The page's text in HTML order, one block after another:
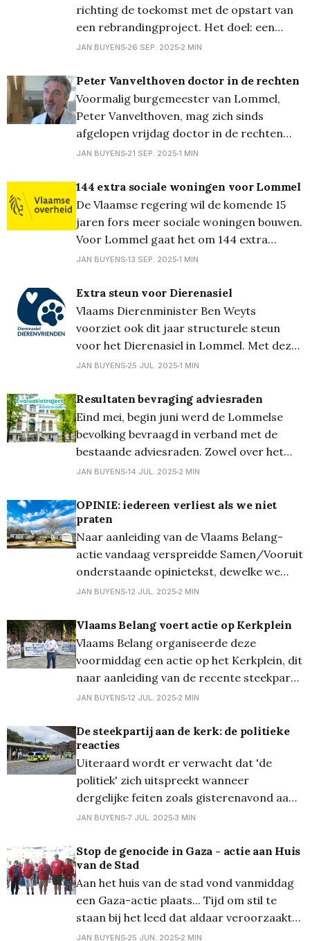
richting de toekomst met de opstart van
een rebrandingproject. Het doel: een
sterk merk ontwikkelen dat vertrouwen
Lommel te wonen, te werken of te
ondernemen. Naar een helder merkbeleid
Hoewel Lommel heel wat troeven heeft,
ontbreekt vandaag
JAN BUYENS 26 SEP. 2025 2 MIN
Peter Vanvelthoven doctor in de rechten
Voormalig burgemeester van Lommel,
Peter Vanvelthoven, mag zich sinds
afgelopen vrijdag doctor in de rechten
noemen. Vanvelthoven verdedigde toen, in
vrienden en familie, met succes zijn
doctoraat aan de VUB. Daarin onderzocht
Vanvelthoven welke fiscale maatregelen
ons land kan nemen in de veranderende
JAN BUYENS 21 SEP. 2025 1 MIN
144 extra sociale woningen voor Lommel
De Vlaamse regering wil de komende 15
jaren fors meer sociale woningen bouwen.
Voor Lommel gaat het om 144 extra
sociale woningen. “Meer dan welkom,
betaalbare woningen erg groot.” zegt
parlementslid Kris Verduyckt (Vooruit),” In
Limburg alleen al wachten immers bijna
JAN BUYENS 13 SEP. 2025 1 MIN
Extra steun voor Dierenasiel
Vlaams Dierenminister Ben Weyts
voorziet ook dit jaar structurele steun
voor het Dierenasiel in Lommel. Met deze
middelen kan het asiel blijven instaan voor
achtergelaten, verwaarloosde en in beslag
genomen dieren. Bovenop deze
structurele steun kan het asiel ook extra
middelen ontvangen als het dieren
JAN BUYENS 25 JUL. 2025 1 MIN
Resultaten bevraging adviesraden
Eind mei, begin juni werd de Lommelse
bevolking bevraagd in verband met de
bestaande adviesraden. Zowel over het
weten van hun bestaan, als over wat ze nu
moeten doen. Een 155-tal Lommelaars
vulde de enquête in, waarvan er 65 nu al
JAN BUYENS 14 JUL. 2025 2 MIN
OPINIE: iedereen verliest als we niet
praten
Naar aanleiding van de Vlaams Belang-
actie vandaag verspreidde Samen/Vooruit
onderstaande opinietekst, dewelke we
hieronder volledig weergeven. Daaronder
week via social media verspreid werd.
Opinietekst Samen/Vooruit De feiten die
zich zondag 6 juli in Lommel afspeelden,
waarbij een groep Afghaanse
JAN BUYENS 12 JUL. 2025 2 MIN
Vlaams Belang voert actie op Kerkplein
Vlaams Belang organiseerde deze
voormiddag een actie op het Kerkplein, dit
naar aanleiding van de recente steekpartij
met een groep Afghanen vorige week. De
'Sluit het asielcentrum Parelstrand'. Een
zestigtal aanwezigen luisterden naar de
eisen van de oppositiepartij. Ook een
aantal leden
JAN BUYENS 12 JUL. 2025 2 MIN
De steekpartij aan de kerk: de politieke
reacties
Uiteraard wordt er verwacht dat 'de
politiek' zich uitspreekt wanneer
dergelijke feiten zoals gisterenavond aan
de kerk zich voordeden. We vroegen dan
stadsbestuur als aan de oppositie, we
geven ze hieronder mee. Vanwege de stad
kregen we de reactie dat er op vraag
JAN BUYENS 7 JUL. 2025 3 MIN
Stop de genocide in Gaza - actie aan Huis
van de Stad
Aan het huis van de stad vond vanmiddag
een Gaza-actie plaats... Tijd om stil te
staan bij het leed dat aldaar veroorzaakt
wordt aan zovele duizenden mensen,
JAN BUYENS 25 JUN. 2025 2 MIN